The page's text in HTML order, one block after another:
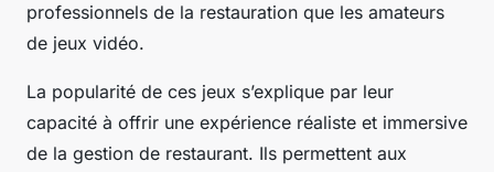
professionnels de la restauration que les amateurs
de jeux vidéo.
La popularité de ces jeux s’explique par leur
capacité à offrir une expérience réaliste et immersive
de la gestion de restaurant. Ils permettent aux